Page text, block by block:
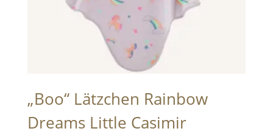
„Boo“ Lätzchen Rainbow
Dreams Little Casimir